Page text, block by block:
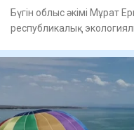
Бүгін облыс әкімі Мұрат
республикалық